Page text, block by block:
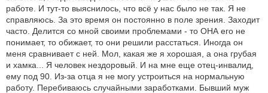
работе. И тут-то выяснилось, что всё у нас было не так. Я не
справляюсь. За это время он постоянно в поле зрения. Заходит
часто. Делится со мной своими проблемами - то ОНА его не
понимает, то обижает, то они решили расстаться. Иногда он
меня сравнивает с ней. Мол, какая же я хорошая, а она грубая
и хамка... Я человек нездоровый. И на мне еще отец-инвалид,
ему под 90. Из-за отца я не могу устроиться на нормальную
работу. Перебиваюсь случайными заработками. Бывший муж